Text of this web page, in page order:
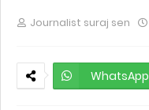
Journalist suraj sen
WhatsApp